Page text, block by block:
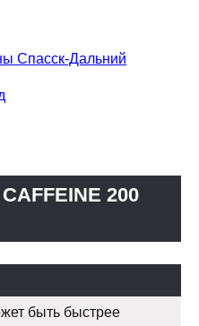
Спасск-Дальний
200
быть быстрее